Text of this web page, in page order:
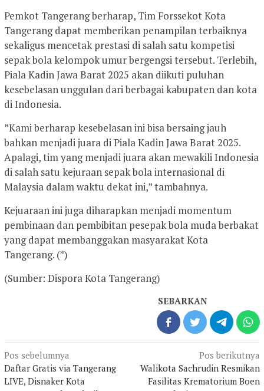
Pemkot Tangerang berharap, Tim Forssekot Kota
Tangerang dapat memberikan penampilan terbaiknya
sekaligus mencetak prestasi di salah satu kompetisi
sepak bola kelompok umur bergengsi tersebut. Terlebih,
Piala Kadin Jawa Barat 2025 akan diikuti puluhan
kesebelasan unggulan dari berbagai kabupaten dan kota
di Indonesia.
”Kami berharap kesebelasan ini bisa bersaing jauh
bahkan menjadi juara di Piala Kadin Jawa Barat 2025.
Apalagi, tim yang menjadi juara akan mewakili Indonesia
di salah satu kejuraan sepak bola internasional di
Malaysia dalam waktu dekat ini,” tambahnya.
Kejuaraan ini juga diharapkan menjadi momentum
pembinaan dan pembibitan pesepak bola muda berbakat
yang dapat membanggakan masyarakat Kota
Tangerang. (*)
(Sumber: Dispora Kota Tangerang)
SEBARKAN
Navigasi
pos
Pos sebelumnya
Daftar Gratis via Tangerang
LIVE, Disnaker Kota
Pos berikutnya
Walikota Sachrudin Resmikan
Fasilitas Krematorium Boen